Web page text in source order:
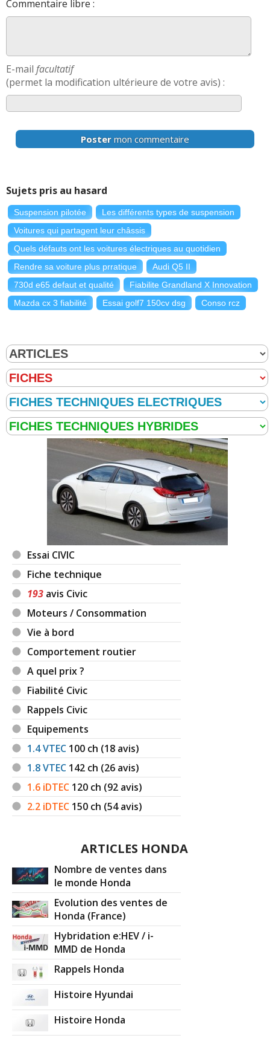
Commentaire libre :
E-mail facultatif
(permet la modification ultérieure de votre avis) :
Poster mon commentaire
Sujets pris au hasard
Suspension pilotée
Les différents types de suspension
Voitures qui partagent leur châssis
Quels défauts ont les voitures électriques au quotidien
Rendre sa voiture plus prratique
Audi Q5 II
730d e65 defaut et qualité
Fiabilite Grandland X Innovation
Mazda cx 3 fiabilité
Essai golf7 150cv dsg Conso rcz
Essai CIVIC
Fiche technique
193 avis Civic
Moteurs / Consommation
Vie à bord
Comportement routier
A quel prix ?
Fiabilité Civic
Rappels Civic
Equipements
1.4 VTEC 100 ch (18 avis)
1.8 VTEC 142 ch (26 avis)
1.6 iDTEC 120 ch (92 avis)
2.2 iDTEC 150 ch (54 avis)
ARTICLES HONDA
Nombre de ventes dans
le monde Honda
Evolution des ventes de
Honda (France)
Hybridation e:HEV / i-
MMD de Honda
Rappels Honda
Histoire Hyundai
Histoire Honda